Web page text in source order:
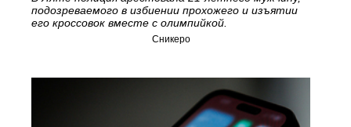
подозреваемого в избиении прохожего и изъятии
его кроссовок вместе с олимпийкой.
Сникеро